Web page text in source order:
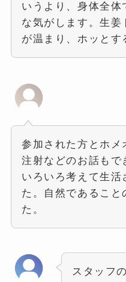
いうより、身体全体
な気がします。生
が温まり、ホッとす
参加された方とホメ
注射などのお話も
いろいろ考えて生活
た。自然であること
た。
スタッフ